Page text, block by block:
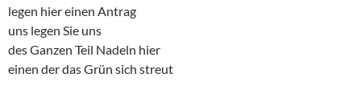
legen hier einen Antrag
uns legen Sie uns
des Ganzen Teil Nadeln hier
einen der das Grün sich streut